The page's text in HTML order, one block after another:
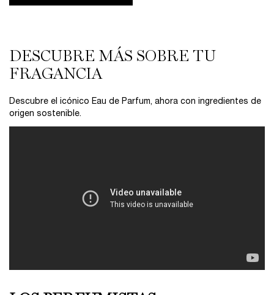
DESCUBRE MÁS SOBRE TU
FRAGANCIA
Descubre el icónico Eau de Parfum, ahora con ingredientes de
origen sostenible.